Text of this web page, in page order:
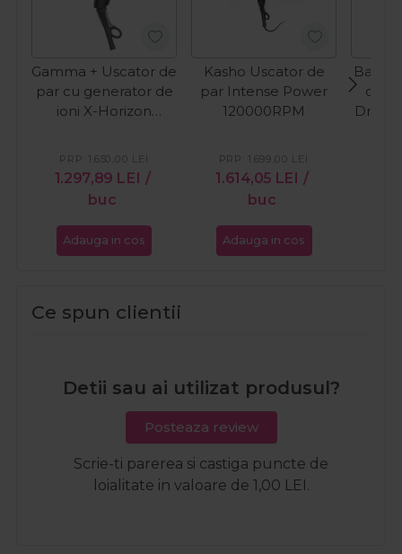
Gamma + Uscator de
par cu generator de
ioni X-Horizon
1.297,89 LEI /
buc
PRP: 1.650,00 LEI
Adauga in cos
Kasho Uscator de
par Intense Power
120000RPM
1.614,05 LEI /
buc
PRP: 1.699,00 LEI
Adauga in cos
de
Ce spun clientii
Detii sau ai utilizat produsul?
Posteaza review
Scrie-ti parerea si castiga puncte de
loialitate in valoare de 1,00 LEI.